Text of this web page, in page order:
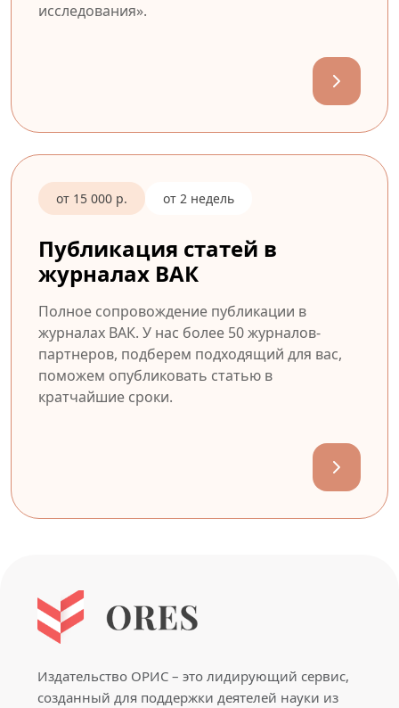
исследования».
от 15 000 р. от 2 недель
Публикация статей в
журналах ВАК
Полное сопровождение публикации в
журналах ВАК. У нас более 50 журналов-
партнеров, подберем подходящий для вас,
поможем опубликовать статью в
кратчайшие сроки.
Издательство ОРИС – это лидирующий сервис,
созданный для поддержки деятелей науки из